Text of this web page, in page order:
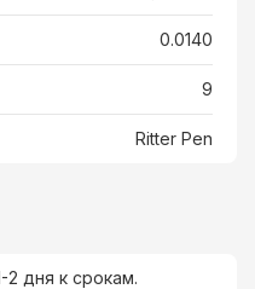
0.0140
9
Ritter Pen
2 дня к срокам.